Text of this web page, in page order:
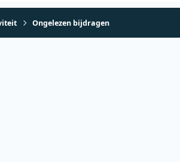
Ongelezen bijdragen